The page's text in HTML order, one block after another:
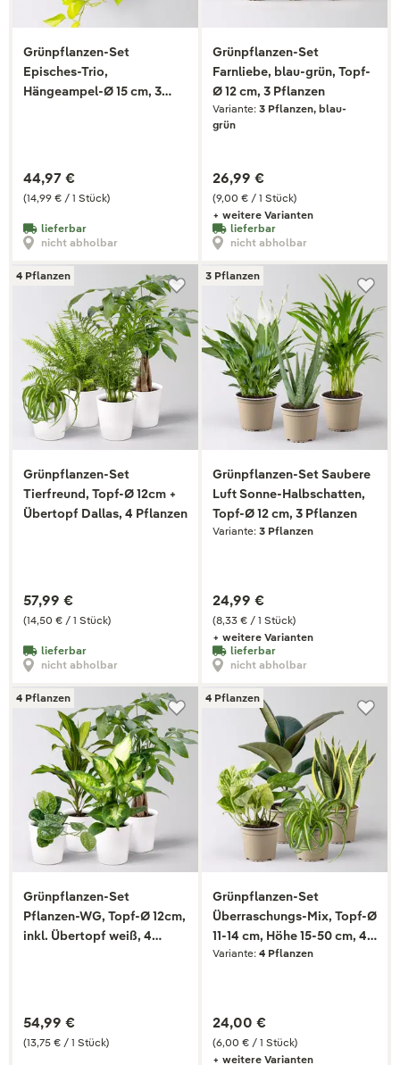
Grünpflanzen-Set
Episches-Trio,
Hängeampel-Ø 15 cm, 3
(14,99 € / 1 Stück)
44,97 €
lieferbar
nicht abholbar
Grünpflanzen-Set
Farnliebe, blau-grün, Topf-
Ø 12 cm, 3 Pflanzen
Variante: 3 Pflanzen, blau-
grün
(9,00 € / 1 Stück)
26,99 €
+ weitere Varianten
lieferbar
nicht abholbar
4 Pflanzen
Grünpflanzen-Set
Tierfreund, Topf-Ø 12cm +
Übertopf Dallas, 4 Pflanzen
(14,50 € / 1 Stück)
57,99 €
lieferbar
nicht abholbar
3 Pflanzen
Grünpflanzen-Set Saubere
Luft Sonne-Halbschatten,
Topf-Ø 12 cm, 3 Pflanzen
Variante: 3 Pflanzen
(8,33 € / 1 Stück)
24,99 €
+ weitere Varianten
lieferbar
nicht abholbar
4 Pflanzen
Grünpflanzen-Set
Pflanzen-WG, Topf-Ø 12cm,
inkl. Übertopf weiß, 4
(13,75 € / 1 Stück)
54,99 €
4 Pflanzen
Grünpflanzen-Set
Überraschungs-Mix, Topf-Ø
11-14 cm, Höhe 15-50 cm, 4
Pflanzen
Variante: 4 Pflanzen
(6,00 € / 1 Stück)
24,00 €
+ weitere Varianten